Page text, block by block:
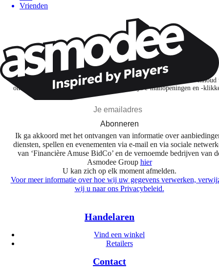
Vrienden
Wil je nog meer spelnieuws ontvangen?
Ik abonneer me om spellen, nieuwe releases en gepersonaliseerde inhoud
ontdekken op basis van mijn interesses en mijn e-mailopeningen en -
Abonneren
Ik ga akkoord met het ontvangen van informatie over
diensten, spellen en evenementen via e-mail en via sociale
van ‘Financière Amuse BidCo’ en de vernoemde bedrijven van
Asmodee Group hier
U kan zich op elk moment afmelden.
Voor meer informatie over hoe wij uw gegevens verwerken,
wij u naar ons Privacybeleid.
Handelaren
Vind een winkel
Retailers
Contact